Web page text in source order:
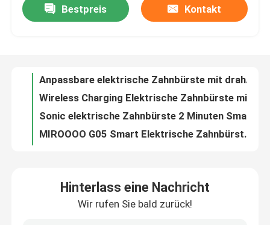
Kontakt mit uns
Zahnpflege-elektrische Zahnbürste
Bestpreis Kontakt
Anpassbare elektrische Zahnbürste mit drahtlosem Aufladen und tiefer UV-Sterilisation
MIROOOO G05 Wasserdichte elektrische Zahnbürste Schall Ultraschall wiederaufladbar mit Timer Alarm
MIROOOO G05 Elektrische Zahnbürste zur Mundpflege mit Timeralarm und drahtlosem Laden
Hinterlass eine Nachricht
Wir rufen Sie bald zurück!